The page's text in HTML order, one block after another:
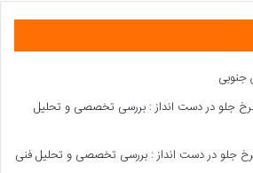
جنوبی
جلو در دست انداز : بررسی تخصصی و تحلیل
جلو در دست انداز : بررسی تخصصی و تحلیل فنی